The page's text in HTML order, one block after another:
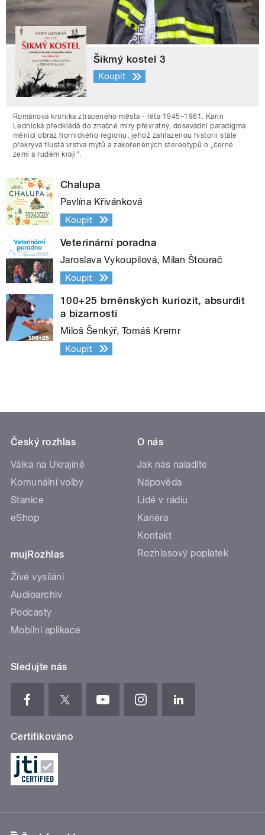
Šikmý kostel 3
Koupit
Románová kronika ztraceného města - léta 1945–1961. Karin
Lednická předkládá do značné míry převratný, dosavadní paradigma
měnící obraz hornického regionu, jehož zahlazenou historii stále
překrývá tlustá vrstva mýtů a zakořeněných stereotypů o „černé
zemi a rudém kraji“.
Chalupa
Pavlína Křivánková
Koupit
Veterinární poradna
Jaroslava Vykoupilová, Milan Štourač
Koupit
100+25 brněnských kuriozit, absurdit
a bizarností
Miloš Šenkýř, Tomáš Kremr
Koupit
Český rozhlas
Válka na Ukrajině
Komunální volby
Stanice
eShop
mujRozhlas
Živé vysílání
Audioarchiv
Podcasty
Mobilní aplikace
O nás
Jak nás naladíte
Nápověda
Lidé v rádiu
Kariéra
Kontakt
Rozhlasový poplatek
Sledujte nás
Certifikováno